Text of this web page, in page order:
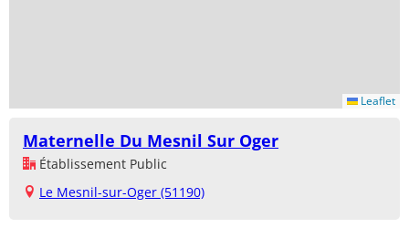
Leaflet
Maternelle Du Mesnil Sur Oger
Établissement Public
Le Mesnil-sur-Oger (51190)